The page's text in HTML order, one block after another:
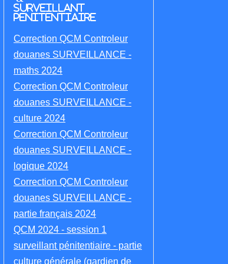
Surveillant
penitentiaire
Correction QCM Controleur
douanes SURVEILLANCE -
maths 2024
Correction QCM Controleur
douanes SURVEILLANCE -
culture 2024
Correction QCM Controleur
douanes SURVEILLANCE -
logique 2024
Correction QCM Controleur
douanes SURVEILLANCE -
partie français 2024
QCM 2024 - session 1
surveillant pénitentiaire - partie
culture générale (gardien de